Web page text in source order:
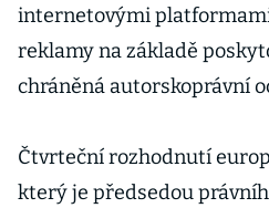
internetovými
reklamy na základě
chráněná autorskoprávní
Čtvrteční rozhodnutí
který je předsedou